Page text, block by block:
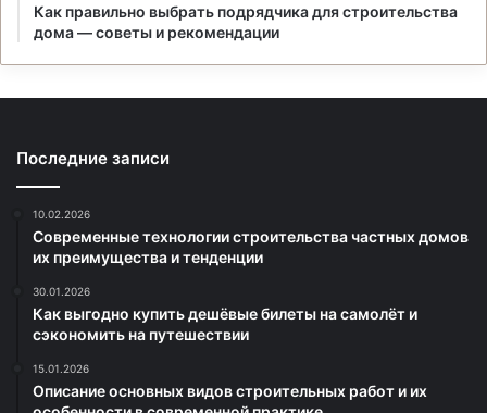
Как правильно выбрать подрядчика для строительства
дома — советы и рекомендации
Последние записи
10.02.2026
Современные технологии строительства частных домов
их преимущества и тенденции
30.01.2026
Как выгодно купить дешёвые билеты на самолёт и
сэкономить на путешествии
15.01.2026
Описание основных видов строительных работ и их